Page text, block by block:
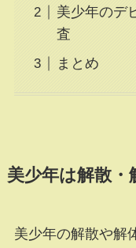
美少年のデ
査
まとめ
美少年は解散・
美少年の解散や解